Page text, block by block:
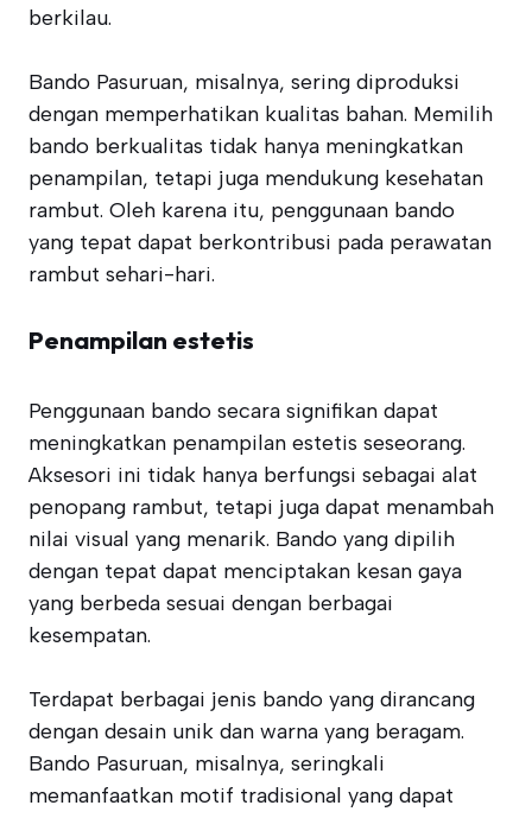
berkilau.
Bando Pasuruan, misalnya, sering diproduksi
dengan memperhatikan kualitas bahan. Memilih
bando berkualitas tidak hanya meningkatkan
penampilan, tetapi juga mendukung kesehatan
rambut. Oleh karena itu, penggunaan bando
yang tepat dapat berkontribusi pada perawatan
rambut sehari-hari.
Penampilan estetis
Penggunaan bando secara signifikan dapat
meningkatkan penampilan estetis seseorang.
Aksesori ini tidak hanya berfungsi sebagai alat
penopang rambut, tetapi juga dapat menambah
nilai visual yang menarik. Bando yang dipilih
dengan tepat dapat menciptakan kesan gaya
yang berbeda sesuai dengan berbagai
kesempatan.
Terdapat berbagai jenis bando yang dirancang
dengan desain unik dan warna yang beragam.
Bando Pasuruan, misalnya, seringkali
memanfaatkan motif tradisional yang dapat